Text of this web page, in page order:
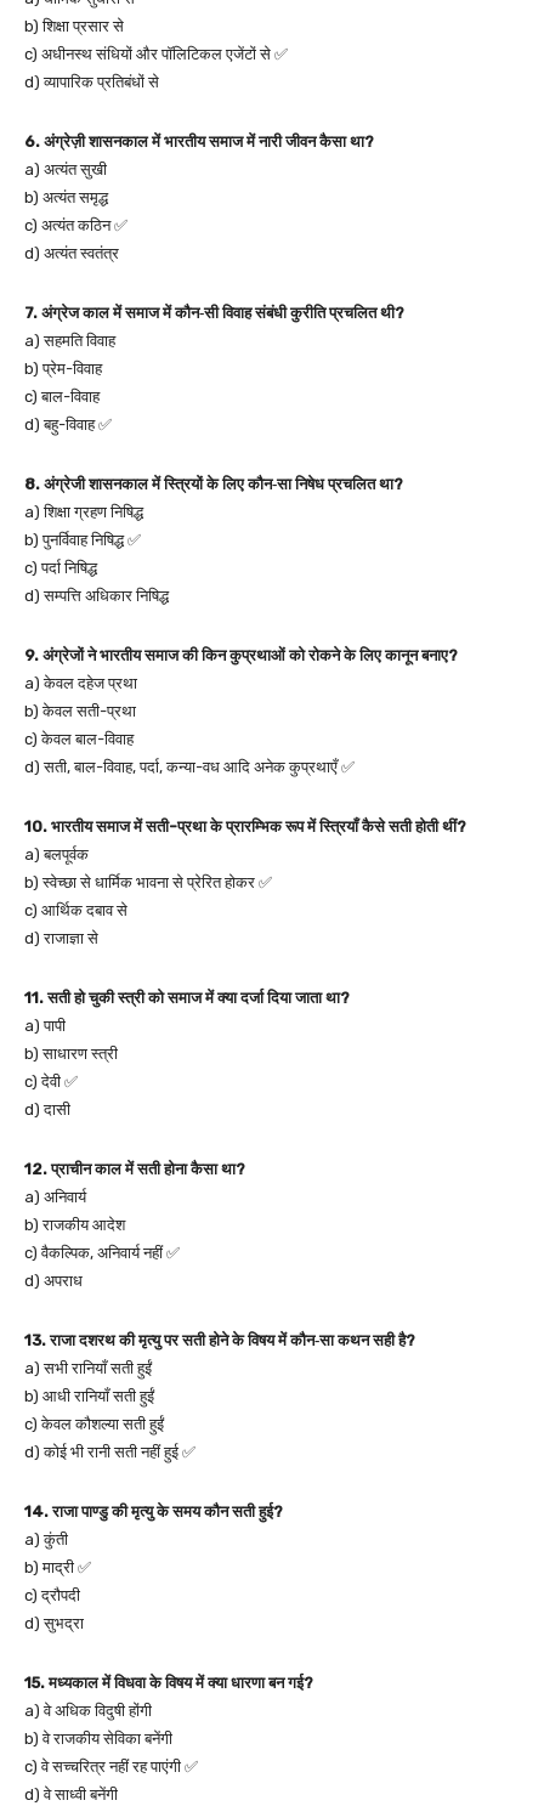
b) शिक्षा प्रसार से
c) अधीनस्थ संधियों और पॉलिटिकल एजेंटों से ✅
d) व्यापारिक प्रतिबंधों से
6. अंग्रेज़ी शासनकाल में भारतीय समाज में नारी जीवन कैसा था?
a) अत्यंत सुखी
b) अत्यंत समृद्ध
c) अत्यंत कठिन ✅
d) अत्यंत स्वतंत्र
7. अंग्रेज काल में समाज में कौन‑सी विवाह संबंधी कुरीति प्रचलित थी?
a) सहमति विवाह
b) प्रेम-विवाह
c) बाल-विवाह
d) बहु-विवाह ✅
8. अंग्रेजी शासनकाल में स्त्रियों के लिए कौन‑सा निषेध प्रचलित था?
a) शिक्षा ग्रहण निषिद्ध
b) पुनर्विवाह निषिद्ध ✅
c) पर्दा निषिद्ध
d) सम्पत्ति अधिकार निषिद्ध
9. अंग्रेजों ने भारतीय समाज की किन कुप्रथाओं को रोकने के लिए कानून बनाए?
a) केवल दहेज प्रथा
b) केवल सती-प्रथा
c) केवल बाल-विवाह
d) सती, बाल-विवाह, पर्दा, कन्या-वध आदि अनेक कुप्रथाएँ ✅
10. भारतीय समाज में सती-प्रथा के प्रारम्भिक रूप में स्त्रियाँ कैसे सती होती थीं?
a) बलपूर्वक
b) स्वेच्छा से धार्मिक भावना से प्रेरित होकर ✅
c) आर्थिक दबाव से
d) राजाज्ञा से
11. सती हो चुकी स्त्री को समाज में क्या दर्जा दिया जाता था?
a) पापी
b) साधारण स्त्री
c) देवी ✅
d) दासी
12. प्राचीन काल में सती होना कैसा था?
a) अनिवार्य
b) राजकीय आदेश
c) वैकल्पिक, अनिवार्य नहीं ✅
d) अपराध
13. राजा दशरथ की मृत्यु पर सती होने के विषय में कौन‑सा कथन सही है?
a) सभी रानियाँ सती हुईं
b) आधी रानियाँ सती हुईं
c) केवल कौशल्या सती हुईं
d) कोई भी रानी सती नहीं हुई ✅
14. राजा पाण्डु की मृत्यु के समय कौन सती हुई?
a) कुंती
b) माद्री ✅
c) द्रौपदी
d) सुभद्रा
15. मध्यकाल में विधवा के विषय में क्या धारणा बन गई?
a) वे अधिक विदुषी होंगी
b) वे राजकीय सेविका बनेंगी
c) वे सच्चरित्र नहीं रह पाएंगी ✅
d) वे साध्वी बनेंगी